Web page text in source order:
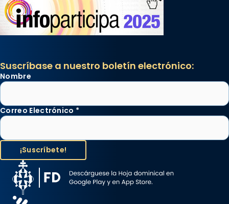
Suscríbase a nuestro boletín electrónico:
Nombre
Correo Electrónico *